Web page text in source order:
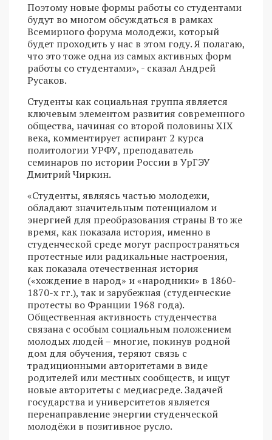
Поэтому новые формы работы со студентами
будут во многом обсуждаться в рамках
Всемирного форума молодежи, который
будет проходить у нас в этом году. Я полагаю,
что это тоже одна из самых активных форм
работы со студентами», - сказал Андрей
Русаков.
Студенты как социальная группа является
ключевым элементом развития современного
общества, начиная со второй половины XIX
века, комментирует аспирант 2 курса
политологии УРФУ, преподаватель
семинаров по истории России в УрГЭУ
Дмитрий Чиркин.
«Студенты, являясь частью молодежи,
обладают значительным потенциалом и
энергией для преобразования страны В то же
время, как показала история, именно в
студенческой среде могут распространяться
протестные или радикальные настроения,
как показала отечественная история
(«хождение в народ» и «народники» в 1860-
1870-х гг.), так и зарубежная (студенческие
протесты во Франции 1968 года).
Общественная активность студенчества
связана с особым социальным положением
молодых людей – многие, покинув родной
дом для обучения, теряют связь с
традиционными авторитетами в виде
родителей или местных сообществ, и ищут
новые авторитеты с медиасреде. Задачей
государства и университетов является
перенаправление энергии студенческой
молодёжи в позитивное русло.